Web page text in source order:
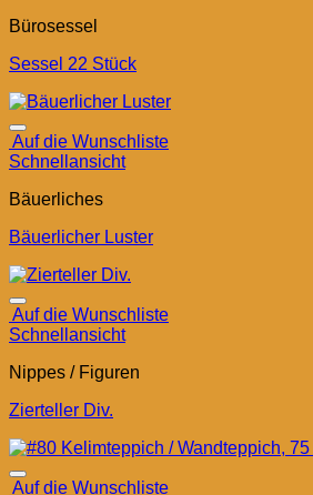
Bürosessel
Sessel 22 Stück
Auf die Wunschliste
Schnellansicht
Bäuerliches
Bäuerlicher Luster
Auf die Wunschliste
Schnellansicht
Nippes / Figuren
Zierteller Div.
Auf die Wunschliste